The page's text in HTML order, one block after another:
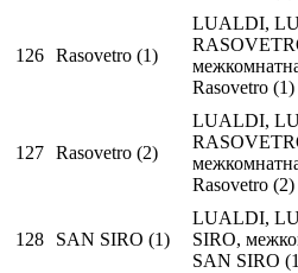
126 Rasovetro (1)
LUALDI,
Rasovetro (1)
127 Rasovetro (2)
LUALDI,
Rasovetro (2)
128 SAN SIRO (1)
LUALDI,
SIRO,
SAN SIRO